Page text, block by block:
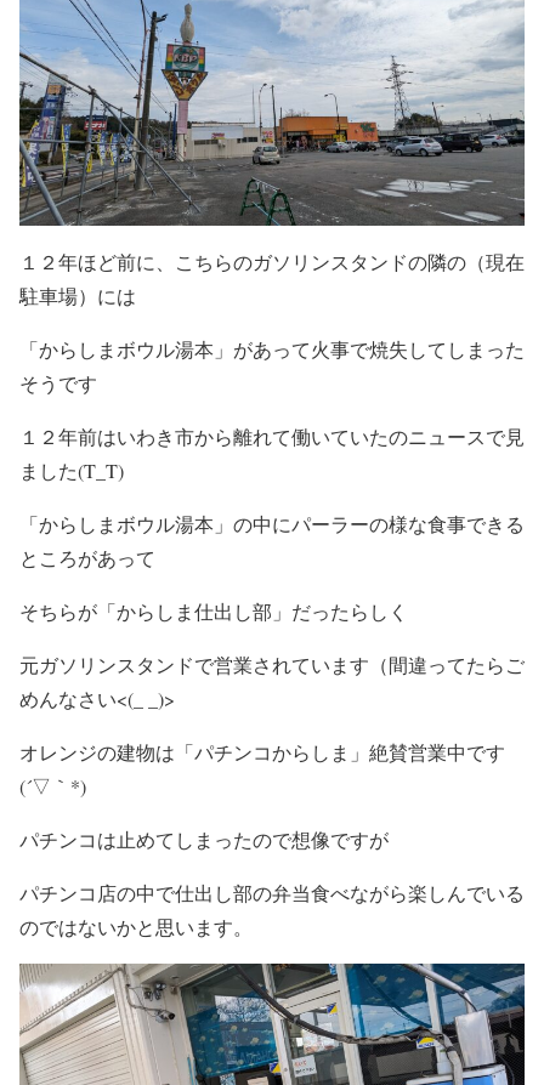
１２年ほど前に、こちらのガソリンスタンドの隣の（現在
駐車場）には
「からしまボウル湯本」があって火事で焼失してしまった
そうです
１２年前はいわき市から離れて働いていたのニュースで見
ました(T_T)
「からしまボウル湯本」の中にパーラーの様な食事できる
ところがあって
そちらが「からしま仕出し部」だったらしく
元ガソリンスタンドで営業されています（間違ってたらご
めんなさい<(_ _)>
オレンジの建物は「パチンコからしま」絶賛営業中です
(´▽｀*)
パチンコは止めてしまったので想像ですが
パチンコ店の中で仕出し部の弁当食べながら楽しんでいる
のではないかと思います。